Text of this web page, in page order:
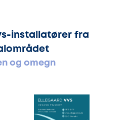
installatører fra
og omegn